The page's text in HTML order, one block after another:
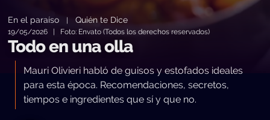
En el paraíso |Quién te Dice
19/05/2026 | Foto: Envato (Todos los derechos reservados)
Todo en una olla
Mauri Olivieri habló de guisos y estofados ideales
para esta época. Recomendaciones, secretos,
tiempos e ingredientes que sí y que no.